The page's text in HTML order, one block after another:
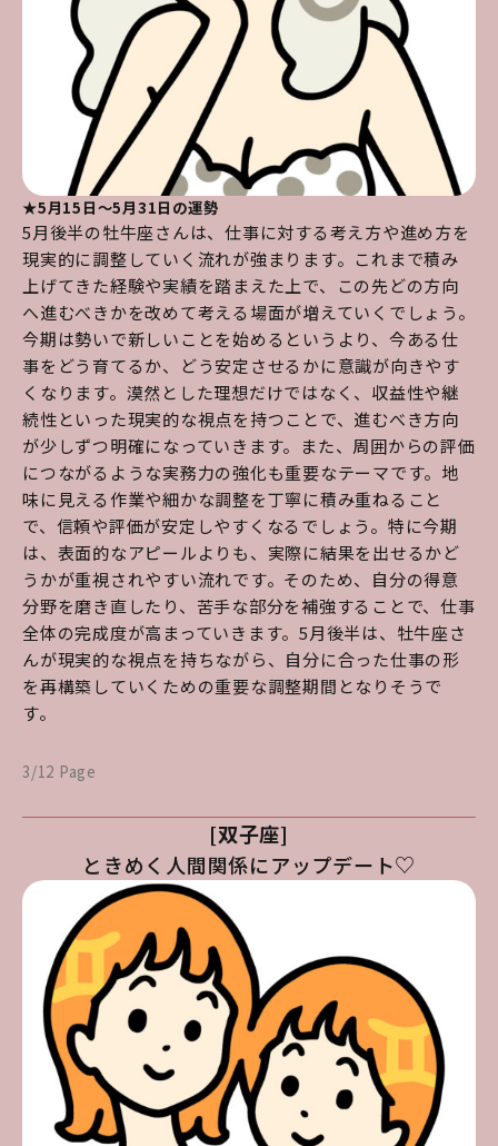
★5月15日～5月31日の運勢
5月後半の牡牛座さんは、仕事に対する考え方や進め方を
現実的に調整していく流れが強まります。これまで積み
上げてきた経験や実績を踏まえた上で、この先どの方向
へ進むべきかを改めて考える場面が増えていくでしょう。
今期は勢いで新しいことを始めるというより、今ある仕
事をどう育てるか、どう安定させるかに意識が向きやす
くなります。漠然とした理想だけではなく、収益性や継
続性といった現実的な視点を持つことで、進むべき方向
が少しずつ明確になっていきます。また、周囲からの評価
につながるような実務力の強化も重要なテーマです。地
味に見える作業や細かな調整を丁寧に積み重ねること
で、信頼や評価が安定しやすくなるでしょう。特に今期
は、表面的なアピールよりも、実際に結果を出せるかど
うかが重視されやすい流れです。そのため、自分の得意
分野を磨き直したり、苦手な部分を補強することで、仕事
全体の完成度が高まっていきます。5月後半は、牡牛座さ
んが現実的な視点を持ちながら、自分に合った仕事の形
を再構築していくための重要な調整期間となりそうで
す。
3/12 Page
[双子座]
ときめく人間関係にアップデート♡